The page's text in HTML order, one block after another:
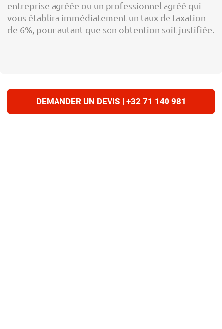
entreprise agréée ou un professionnel agréé qui
vous établira immédiatement un taux de taxation
de 6%, pour autant que son obtention soit justifiée.
DEMANDER UN DEVIS | +32 71 140 981